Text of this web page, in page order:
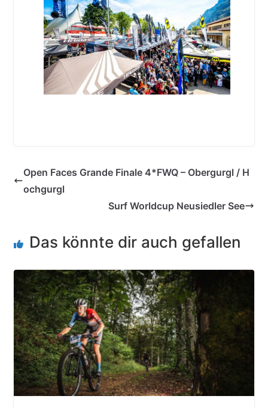
Open Faces Grande Finale 4*FWQ – Obergurgl / H
ochgurgl
Surf Worldcup Neusiedler See
Das könnte dir auch gefallen